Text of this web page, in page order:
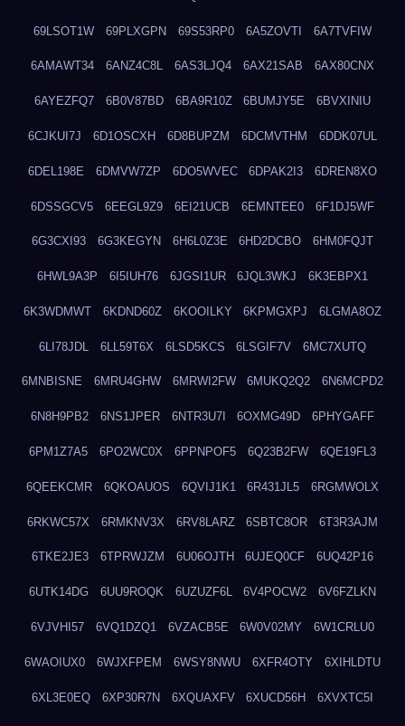
69LSOT1W 69PLXGPN 69S53RP0 6A5ZOVTI 6A7TVFIW
6AMAWT34 6ANZ4C8L 6AS3LJQ4 6AX21SAB 6AX80CNX
6AYEZFQ7 6B0V87BD 6BA9R10Z 6BUMJY5E 6BVXINIU
6CJKUI7J 6D1OSCXH 6D8BUPZM 6DCMVTHM 6DDK07UL
6DEL198E 6DMVW7ZP 6DO5WVEC 6DPAK2I3 6DREN8XO
6DSSGCV5 6EEGL9Z9 6EI21UCB 6EMNTEE0 6F1DJ5WF
6G3CXI93 6G3KEGYN 6H6L0Z3E 6HD2DCBO 6HM0FQJT
6HWL9A3P 6I5IUH76 6JGSI1UR 6JQL3WKJ 6K3EBPX1
6K3WDMWT 6KDND60Z 6KOOILKY 6KPMGXPJ 6LGMA8OZ
6LI78JDL 6LL59T6X 6LSD5KCS 6LSGIF7V 6MC7XUTQ
6MNBISNE 6MRU4GHW 6MRWI2FW 6MUKQ2Q2 6N6MCPD2
6N8H9PB2 6NS1JPER 6NTR3U7I 6OXMG49D 6PHYGAFF
6PM1Z7A5 6PO2WC0X 6PPNPOF5 6Q23B2FW 6QE19FL3
6QEEKCMR 6QKOAUOS 6QVIJ1K1 6R431JL5 6RGMWOLX
6RKWC57X 6RMKNV3X 6RV8LARZ 6SBTC8OR 6T3R3AJM
6TKE2JE3 6TPRWJZM 6U06OJTH 6UJEQ0CF 6UQ42P16
6UTK14DG 6UU9ROQK 6UZUZF6L 6V4POCW2 6V6FZLKN
6VJVHI57 6VQ1DZQ1 6VZACB5E 6W0V02MY 6W1CRLU0
6WAOIUX0 6WJXFPEM 6WSY8NWU 6XFR4OTY 6XIHLDTU
6XL3E0EQ 6XP30R7N 6XQUAXFV 6XUCD56H 6XVXTC5I